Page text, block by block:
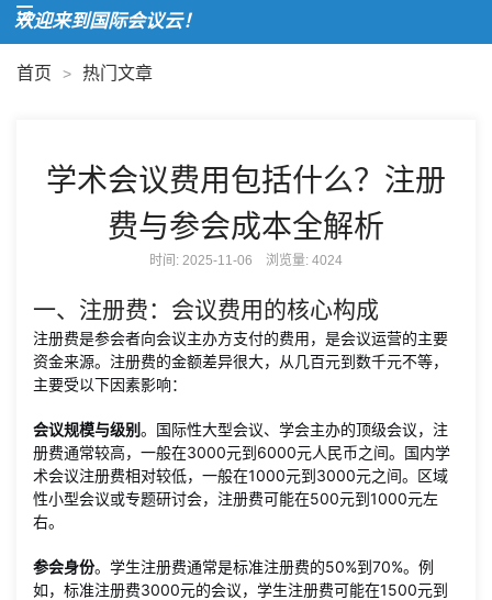
迎来到国际会议云！
首页 > 热门文章
学术会议费用包括什么？注册
费与参会成本全解析
时间: 2025-11-06 浏览量: 4024
一、注册费：会议费用的核心构成
注册费是参会者向会议主办方支付的费用，是会议运营的主要
资金来源。注册费的金额差异很大，从几百元到数千元不等，
主要受以下因素影响：
会议规模与级别。国际性大型会议、学会主办的顶级会议，注
册费通常较高，一般在3000元到6000元人民币之间。国内学
术会议注册费相对较低，一般在1000元到3000元之间。区域
性小型会议或专题研讨会，注册费可能在500元到1000元左
右。
参会身份。学生注册费通常是标准注册费的50%到70%。例
如，标准注册费3000元的会议，学生注册费可能在1500元到